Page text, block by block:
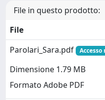
File in questo prodotto:
File
Parolari_Sara.pdf
Dimensione 1.79 MB
Formato Adobe PDF